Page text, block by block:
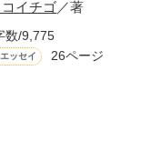
、
ました！
イチゴ／著
数/9,775
ッセイ 26ページ